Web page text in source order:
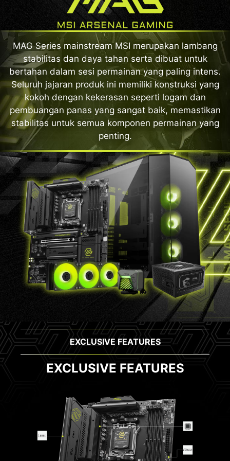
MAG Series mainstream MSI merupakan lambang
stabilitas dan daya tahan serta dibuat untuk
bertahan dalam sesi permainan yang paling intens.
Seluruh jajaran produk ini memiliki konstruksi yang
kokoh dengan kekerasan seperti logam dan
pembuangan panas yang sangat baik, memastikan
stabilitas untuk semua komponen permainan yang
penting.
EXCLUSIVE FEATURES
EXCLUSIVE FEATURES